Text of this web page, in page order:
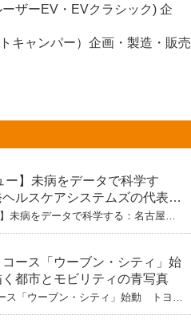
ザーEV・EVクラシック) 企
キャンパー）企画・製造・販売
ー】未病をデータで科学す
ルスケアシステムズの代表取
陽介 【下】「人生80年の暇つ
理系ニートが挑むヘルスケア
未病をデータで科学する：名古屋大
化と海外戦略
ース「ウーブン・シティ」始
都市とモビリティの青写真
ス「ウーブン・シティ」始動 トヨタ